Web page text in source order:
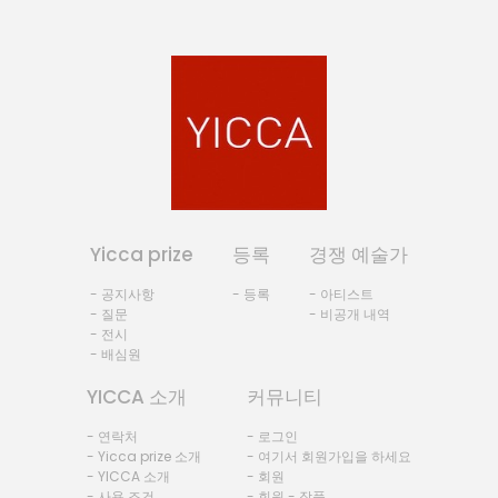
Yicca prize
- 공지사항
- 질문
- 전시
- 배심원
등록
- 등록
경쟁 예술가
- 아티스트
- 비공개 내역
YICCA 소개
- 연락처
- Yicca prize 소개
- YICCA 소개
커뮤니티
- 로그인
- 여기서 회원가입을 하세요
- 회원